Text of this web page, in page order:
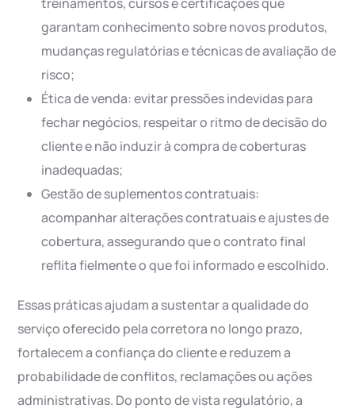
garantam conhecimento sobre novos produtos,
mudanças regulatórias e técnicas de avaliação de
risco;
Ética de venda: evitar pressões indevidas para
fechar negócios, respeitar o ritmo de decisão do
cliente e não induzir à compra de coberturas
inadequadas;
Gestão de suplementos contratuais:
acompanhar alterações contratuais e ajustes de
cobertura, assegurando que o contrato final
reflita fielmente o que foi informado e escolhido.
Essas práticas ajudam a sustentar a qualidade do
serviço oferecido pela corretora no longo prazo,
fortalecem a confiança do cliente e reduzem a
probabilidade de conflitos, reclamações ou ações
administrativas. Do ponto de vista regulatório, a